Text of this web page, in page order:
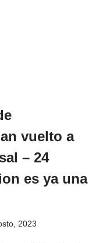
vuelto a
– 24
es ya una
2023